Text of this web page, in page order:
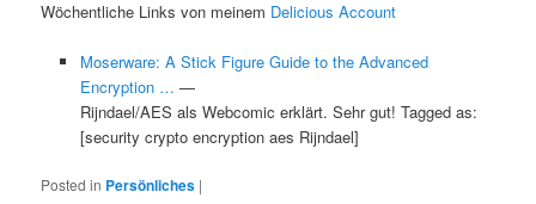
Wöchentliche Links von meinem Delicious Account
Moserware: A Stick Figure Guide to the Advanced
Encryption … —
Rijndael/AES als Webcomic erklärt. Sehr gut! Tagged as:
[security crypto encryption aes Rijndael]
Posted in Persönliches |